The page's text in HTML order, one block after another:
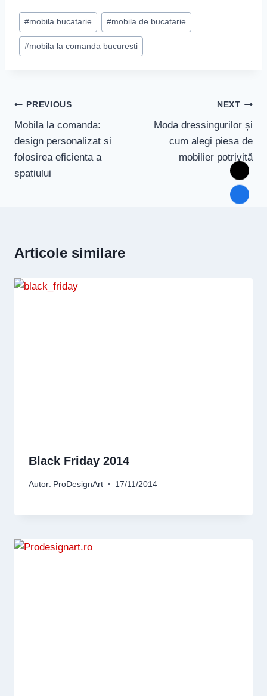
Post
Tags:
#mobila bucatarie #mobila de bucatarie
#mobila la comanda bucuresti
Navigare
în
articole
PREVIOUS
Mobila la comanda:
design personalizat si
folosirea eficienta a
spatiului
NEXT
Moda dressingurilor și
cum alegi piesa de
mobilier potrivită
Articole similare
Black Friday 2014
Autor: ProDesignArt 17/11/2014